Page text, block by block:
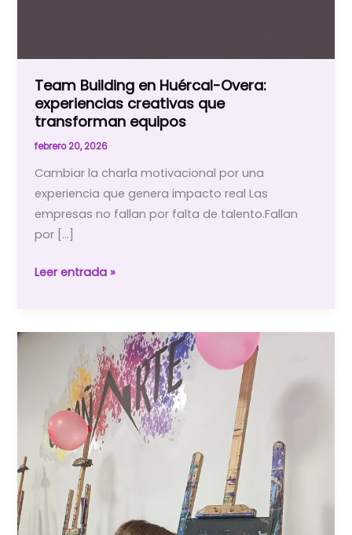
Team Building en Huércal-Overa:
experiencias creativas que
transforman equipos
febrero 20, 2026
Cambiar la charla motivacional por una
experiencia que genera impacto real Las
empresas no fallan por falta de talento.Fallan
por […]
Team
Huércal-
experiencias
creativas
que
transforman
equipos
Leer entrada »